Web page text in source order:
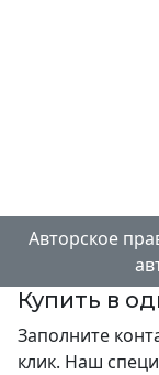
Авторское
Купить в
Заполните
клик. Наш